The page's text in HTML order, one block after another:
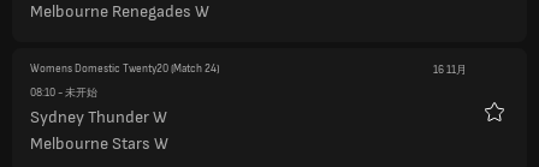
Melbourne Renegades W
Womens Domestic Twenty20(Match 24)
16 11月
08:10- 未开始
Sydney Thunder W
Melbourne Stars W